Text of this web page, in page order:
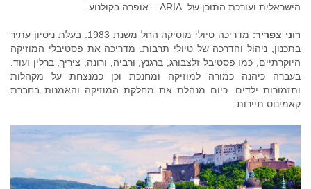
הישראלית ועורכת התוכן של ARIA – אופרה בקולנוע.
רוני צפריר
: מדריכה טיולי מוסיקה החל משנת 1983. בעלת ניסיון עתיר
בתכנון, ניהול והדרכה של טיולי תרבות. מדריכה את פסטיבלי המוזיקה
היוקרתיים, כמו פסטיבל זלצבורג, ברגנץ, ורביה, ורונה, ציריך, ברלין ועוד.
בעברה כיהנה כמורה למוזיקה ומחנכת וכן כמנצחת על מקהלות
ותזמורות ילדים. כיום מנהלת את מחלקת המוזיקה והאמנות בחברת
קאמינוס תיירות.